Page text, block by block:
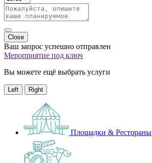
Close
Ваш запрос успешно отправлен
Мероприятие под ключ
Вы можете ещё выбрать услуги
Left Right
Площадки & Рестораны